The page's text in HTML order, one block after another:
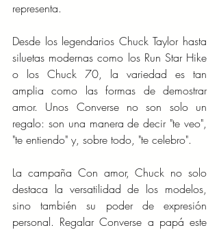
representa.
Desde los legendarios Chuck Taylor hasta
siluetas modernas como los Run Star Hike
o los Chuck 70, la variedad es tan
amplia como las formas de demostrar
amor. Unos Converse no son solo un
regalo: son una manera de decir "te veo",
"te entiendo" y, sobre todo, "te celebro".
La campaña Con amor, Chuck no solo
destaca la versatilidad de los modelos,
sino también su poder de expresión
personal. Regalar Converse a papá este